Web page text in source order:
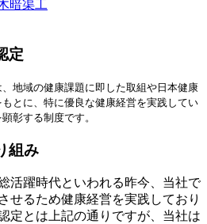
暗渠工
定
地域の健康課題に即した取組や日本健康
とに、特に優良な健康経営を実践してい
彰する制度です。
組み
活躍時代といわれる昨今、当社で
せるため健康経営を実践しており
定とは上記の通りですが、当社は